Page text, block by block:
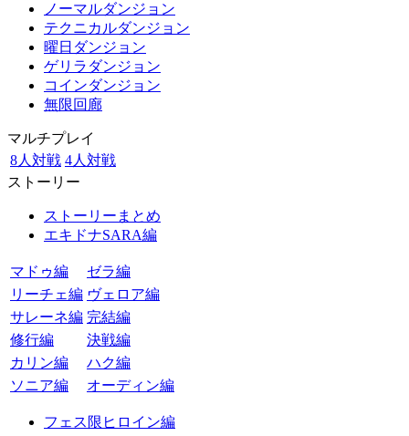
ノーマルダンジョン
テクニカルダンジョン
曜日ダンジョン
ゲリラダンジョン
コインダンジョン
無限回廊
マルチプレイ
8人対戦 4人対戦
ストーリー
ストーリーまとめ
エキドナSARA編
マドゥ編
ゼラ編
リーチェ編 ヴェロア編
サレーネ編 完結編
修行編
決戦編
カリン編
ハク編
ソニア編
オーディン編
フェス限ヒロイン編